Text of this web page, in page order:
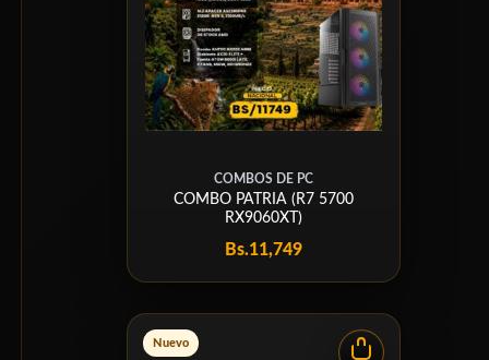
COMBOS DE PC
COMBO PATRIA (R7 5700
RX9060XT)
Bs.11,749
Nuevo